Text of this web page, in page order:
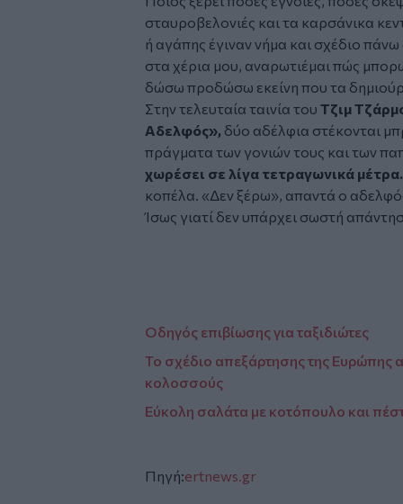
σταυροβελονιές και τα καρσάνικα
ή αγάπης έγιναν νήμα και σχέδιο
στα χέρια μου, αναρωτιέμαι πώς
δώσω προδώσω εκείνη που τα
Στην τελευταία ταινία του Τζιμ
Αδελφός», δύο αδέλφια στέκονται
πράγματα των γονιών τους και των
χωρέσει σε λίγα τετραγωνικά μέτρα.
κοπέλα. «Δεν ξέρω», απαντά ο
Ίσως γιατί δεν υπάρχει σωστή
Οδηγός επιβίωσης για ταξιδιώτες
Το σχέδιο απεξάρτησης της Ευρώπης
κολοσσούς
Εύκολη σαλάτα με κοτόπουλο και
Πηγή:ertnews.gr